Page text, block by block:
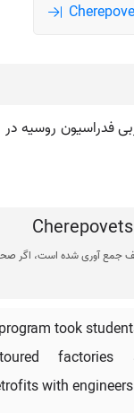
فدراسیون روسیه در
جمع آوری شده است، اگر
took
factories
with